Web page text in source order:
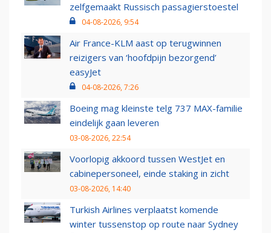
zelfgemaakt Russisch passagierstoestel
04-08-2026, 9:54
Air France-KLM aast op terugwinnen
reizigers van ‘hoofdpijn bezorgend’
easyJet
04-08-2026, 7:26
Boeing mag kleinste telg 737 MAX-familie
eindelijk gaan leveren
03-08-2026, 22:54
Voorlopig akkoord tussen WestJet en
cabinepersoneel, einde staking in zicht
03-08-2026, 14:40
Turkish Airlines verplaatst komende
winter tussenstop op route naar Sydney